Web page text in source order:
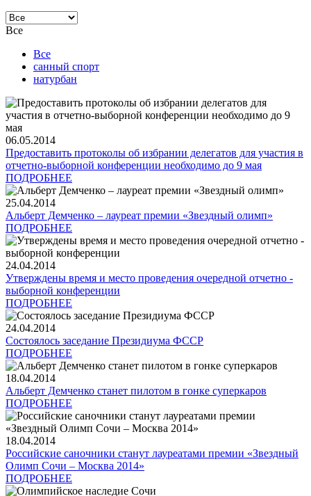
Все
Все
санный спорт
натурбан
06.05.2014
Предоставить протоколы об избрании делегатов для участия в
отчетно-выборной конференции необходимо до 9 мая
ПОДРОБНЕЕ
25.04.2014
Альберт Демченко – лауреат премии «Звездный олимп»
ПОДРОБНЕЕ
24.04.2014
Утверждены время и место проведения очередной отчетно -
выборной конференции
ПОДРОБНЕЕ
24.04.2014
Состоялось заседание Президиума ФССР
ПОДРОБНЕЕ
18.04.2014
Альберт Демченко станет пилотом в гонке суперкаров
ПОДРОБНЕЕ
18.04.2014
Российские саночники станут лауреатами премии «Звездный
Олимп Сочи – Москва 2014»
ПОДРОБНЕЕ